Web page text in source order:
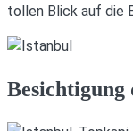
tollen Blick auf die
Besichtigung